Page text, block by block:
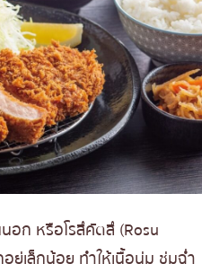
อก หรือโรสึคัตสึ (Rosu
ยู่เล็กน้อย ทำให้เนื้อนุ่ม ชุ่มฉ่ำ